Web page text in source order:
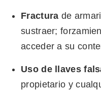
Fractura de
sustraer;
acceder a su
Uso de llaves
propietario y